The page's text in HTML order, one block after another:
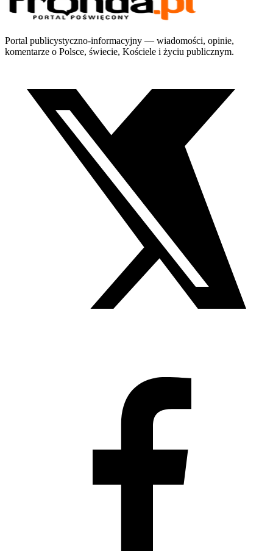
Portal publicystyczno-informacyjny — wiadomości, opinie,
komentarze o Polsce, świecie, Kościele i życiu publicznym.